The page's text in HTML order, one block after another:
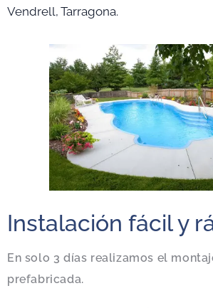
Vendrell, Tarragona.
Instalación fácil y
En solo 3 días realizamos el
prefabricada.